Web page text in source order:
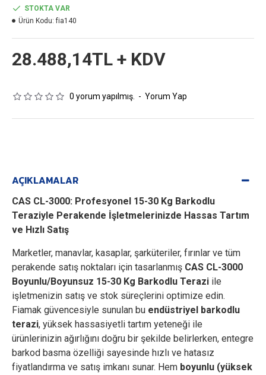
0 yorum yapılmış. - Yorum Yap
28.488,14TL + KDV
STOKTA VAR
Ürün Kodu: fia140
AÇIKLAMALAR
CAS CL-3000: Profesyonel 15-30 Kg Barkodlu
Teraziyle Perakende İşletmelerinizde Hassas Tartım
ve Hızlı Satış
Marketler, manavlar, kasaplar, şarküteriler, fırınlar ve tüm
perakende satış noktaları için tasarlanmış CAS CL-3000
Boyunlu/Boyunsuz 15-30 Kg Barkodlu Terazi ile
işletmenizin satış ve stok süreçlerini optimize edin.
Fiamak güvencesiyle sunulan bu endüstriyel barkodlu
terazi, yüksek hassasiyetli tartım yeteneği ile
ürünlerinizin ağırlığını doğru bir şekilde belirlerken, entegre
barkod basma özelliği sayesinde hızlı ve hatasız
fiyatlandırma ve satış imkanı sunar. Hem boyunlu (yüksek